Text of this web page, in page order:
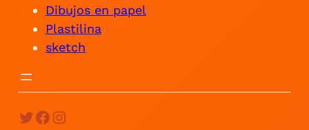
Dibujos en papel
Plastilina
sketch
Twitter Facebook Instagram